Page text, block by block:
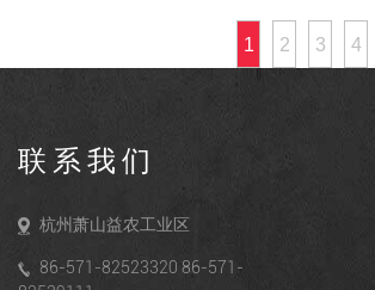
1 2 3 4
联系我们
杭州萧山益农工业区
86-571-82523320 86-571-